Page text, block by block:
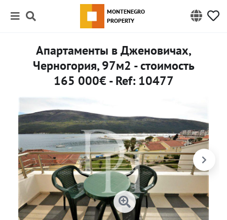
MONTENEGRO
PROPERTY
Апартаменты в Дженовичах,
Черногория, 97м2 - стоимость
165 000€ - Ref: 10477